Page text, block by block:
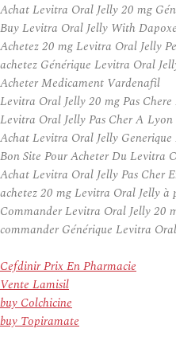
Achat Levitra Oral Jelly 20 mg
Buy Levitra Oral Jelly With
Achetez 20 mg Levitra Oral Jelly
achetez Générique Levitra Oral
Acheter Medicament Vardenafil
Levitra Oral Jelly 20 mg Pas
Levitra Oral Jelly Pas Cher A Lyon
Achat Levitra Oral Jelly Generique
Bon Site Pour Acheter Du Levitra
Achat Levitra Oral Jelly Pas Cher
achetez 20 mg Levitra Oral Jelly à
Commander Levitra Oral Jelly 20
commander Générique Levitra
Cefdinir Prix En Pharmacie
Vente Lamisil
buy Colchicine
buy Topiramate